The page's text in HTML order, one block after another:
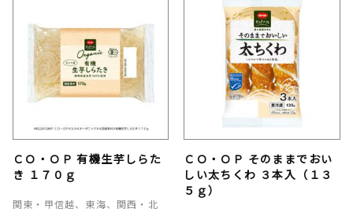
ＣＯ・ＯＰ 有機生芋しらた
き １７０ｇ
関東・甲信越、東海、関西・北
ＣＯ・ＯＰ そのままでおい
しい太ちくわ ３本入（１３
５ｇ）